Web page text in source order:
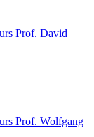
Prof. David
Prof. Wolfgang